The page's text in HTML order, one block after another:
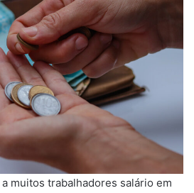
muitos trabalhadores salário em